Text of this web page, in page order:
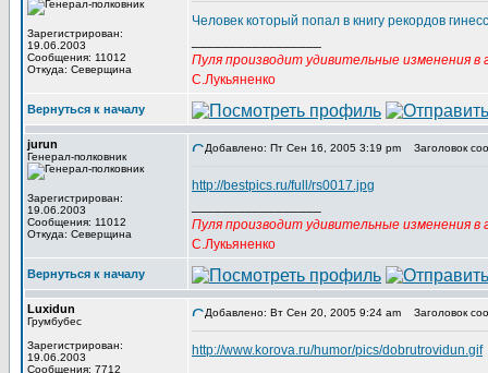
Зарегистрирован:
19.06.2003
Сообщения: 11012
Откуда: Северщина
Человек который попал в книгу рекордов
Пуля производит удивительные изменения в
С.Лукьяненко
Вернуться к началу
jurun
Генерал-полковник
Зарегистрирован:
19.06.2003
Сообщения: 11012
Откуда: Северщина
Добавлено: Пт Сен 16, 2005 3:19 pm Заголовок
http://bestpics.ru/full/rs0017.jpg
Пуля производит удивительные изменения в
С.Лукьяненко
Вернуться к началу
Luxidun
Грумбубес
Зарегистрирован:
19.06.2003
Сообщения: 7712
Добавлено: Вт Сен 20, 2005 9:24 am Заголовок
http://www.korova.ru/humor/pics/dobrutrovidun.gif